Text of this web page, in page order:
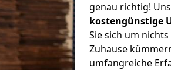
genau richtig!
kostengünstige
Sie sich um
Zuhause
umfangreiche